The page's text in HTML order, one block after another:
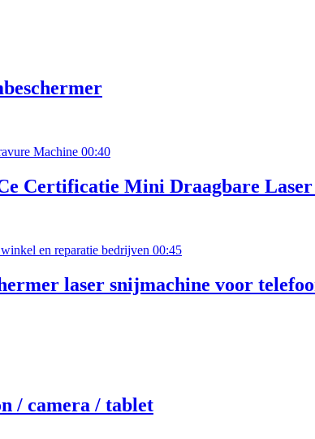
00:40
Certificatie Mini Draagbare
00:45
laser snijmachine voor
/ camera / tablet